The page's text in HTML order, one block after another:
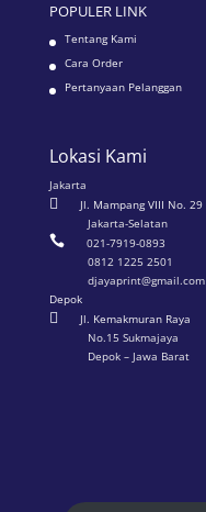
POPULER LINK
Tentang Kami
Cara Order
Pertanyaan Pelanggan
Lokasi Kami
Jakarta

Jl. Mampang VIII No. 29
Jakarta-Selatan

021-7919-0893
0812 1225 2501
djayaprint@gmail.com
Depok

Jl. Kemakmuran Raya
No.15 Sukmajaya
Depok – Jawa Barat